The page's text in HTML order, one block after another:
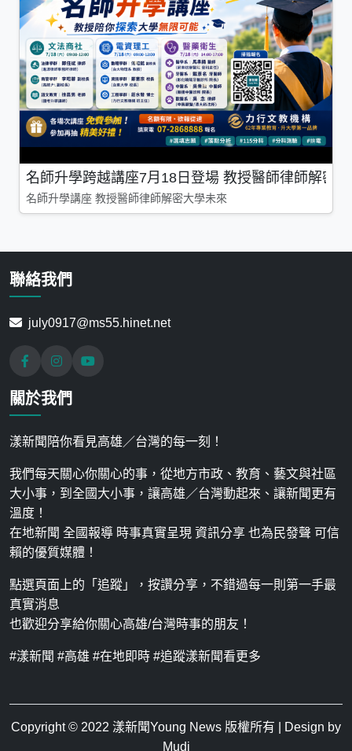
名師升學跨越講座7月18日登場 教授醫師律師解密
名師升學講座 教授醫師律師解密大學未來
聯絡我們
july0917@ms55.hinet.net
關於我們
漾新聞陪你看見高雄／台灣的每一刻！
我們每天關心你關心的事，從地方市政、教育、藝文與社區
大小事，到全國大小事，讓高雄／台灣動起來、讓新聞更有
溫度！
在地新聞 全國報導 時事真實呈現 資訊分享 也為民發聲 可信
賴的優質媒體！
點選頁面上的「追蹤」，按讚分享，不錯過每一則第一手最
真實消息
也歡迎分享給你關心高雄/台灣時事的朋友！
#漾新聞 #高雄 #在地即時 #追蹤漾新聞看更多
Copyright © 2022 漾新聞Young News 版權所有 | Design by
Mudi